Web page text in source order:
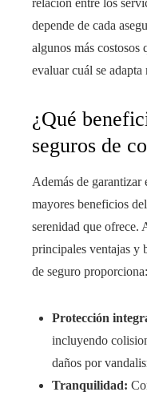
relación entre los
depende de cada
algunos más costosos
evaluar cuál se adapta
¿Qué
seguros de
Además de
mayores beneficios
serenidad que ofrece.
principales ventajas y
de seguro proporciona:
Protección
incluyendo
daños por
Tranquilidad: